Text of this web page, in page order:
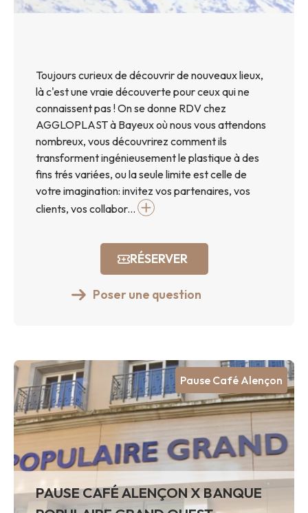
Toujours curieux de découvrir de nouveaux lieux,
là c'est une vraie découverte pour ceux qui ne
connaissent pas ! On se donne RDV chez
AGGLOPLAST à Bayeux où nous vous attendons
nombreux, vous découvrirez comment ils
transforment ingénieusement le plastique à des
fins trés variées, ou la seule limite est celle de
votre imagination: invitez vos partenaires, vos
clients, vos collabor...
RÉSERVER
Poser une question
Pause Café Alençon
PAUSE CAFÉ ALENÇON X BANQUE